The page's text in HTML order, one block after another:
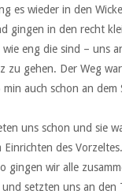
es wieder in den
gingen in den recht
eng die sind – uns
zu gehen. Der Weg
auch schon an
uns schon und sie
des
gingen wir alle
setzten uns an den